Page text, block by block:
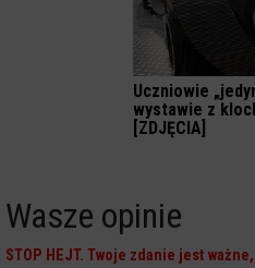
Uczniowie
wystawie z
[ZDJĘCIA]
Wasze opinie
STOP HEJT. Twoje zdanie jest